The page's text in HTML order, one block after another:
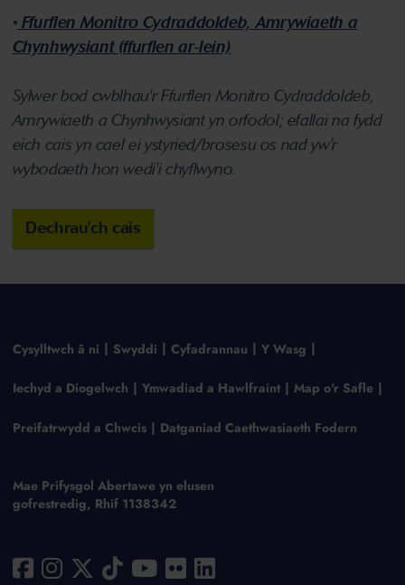
• Ffurflen Monitro Cydraddoldeb, Amrywiaeth a
Chynhwysiant (ffurflen ar-lein)
Sylwer bod cwblhau'r Ffurflen Monitro Cydraddoldeb,
Amrywiaeth a Chynhwysiant yn orfodol; efallai na fydd
eich cais yn cael ei ystyried/brosesu os nad yw'r
wybodaeth hon wedi'i chyflwyno.
Dechrau'ch cais
Cysylltwch â ni Swyddi Cyfadrannau Y Wasg
Iechyd a Diogelwch Ymwadiad a Hawlfraint Map o'r Safle
Preifatrwydd a Chwcis Datganiad Caethwasiaeth Fodern
Mae Prifysgol Abertawe yn elusen
gofrestredig, Rhif 1138342